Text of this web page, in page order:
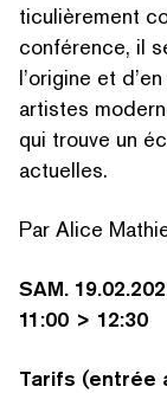
ti­c­ulière­ment
conférence, il
l’origine et
artistes
qui trouve un
actuelles.
Par Alice
SAM.
11:00 > 12:30
Tarifs (entrée